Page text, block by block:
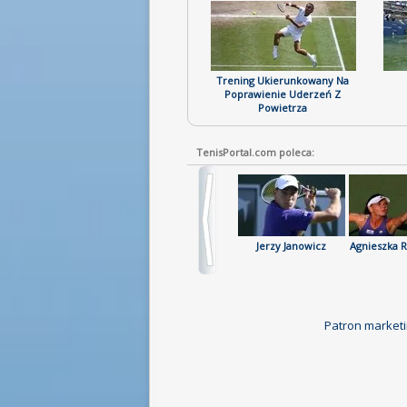
Trening Ukierunkowany Na
Poprawienie Uderzeń Z
Powietrza
TenisPortal.com poleca:
Katalog Kortów
Tenisowych
Jerzy Janowicz Agnieszka
Patron